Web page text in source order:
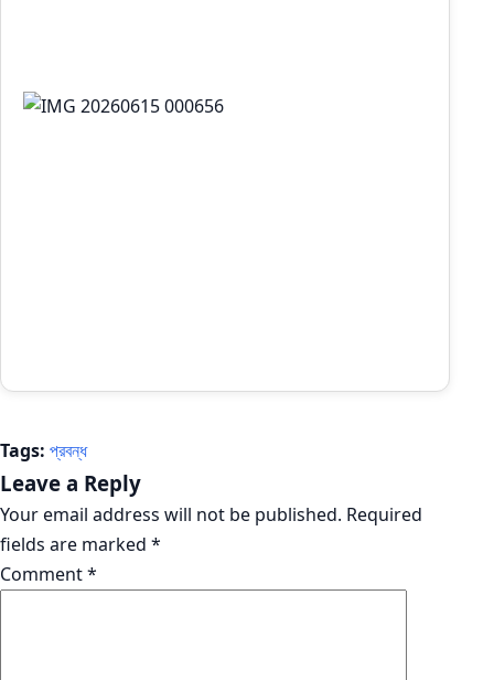
Tags: প্রবন্ধ
Leave a Reply
Your email address will not be published. Required
fields are marked *
Comment*